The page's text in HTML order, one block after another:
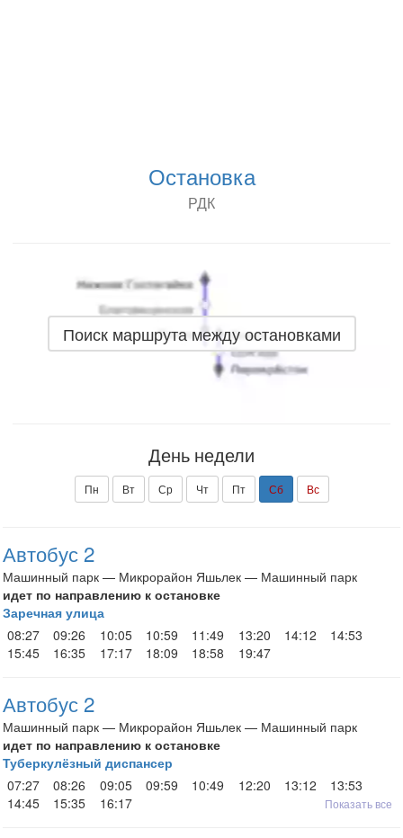
Остановка
РДК
Поиск маршрута между остановками
День недели
Пн Вт Ср Чт Пт Сб Вс
Автобус 2
Машинный парк — Микрорайон Яшьлек — Машинный парк
идет по направлению к остановке
Заречная улица
08:27
09:26 10:05 10:59 11:49 13:20 14:12
14:53
15:45
16:35 17:17 18:09 18:58 19:47
Автобус 2
Машинный парк — Микрорайон Яшьлек — Машинный парк
идет по направлению к остановке
Туберкулёзный диспансер
07:27
08:26 09:05 09:59 10:49 12:20 13:12
13:53
14:45
15:35 16:17 Показать все